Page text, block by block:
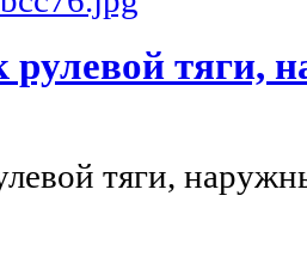
рулевой тяги,
тяги,